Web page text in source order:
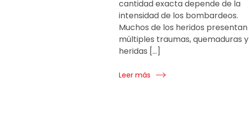
cantidad exacta depende de la
intensidad de los bombardeos.
Muchos de los heridos presentan
múltiples traumas, quemaduras y
heridas […]
Leer más